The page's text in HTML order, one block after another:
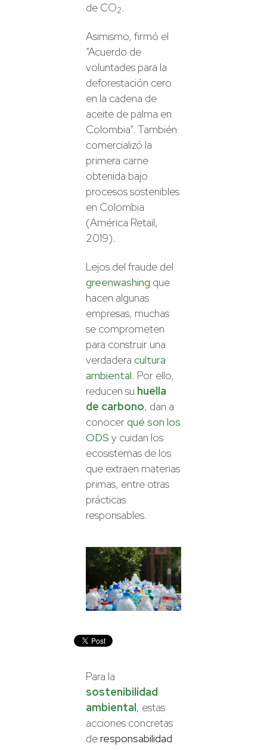
de CO2.
Asimismo, firmó el
“Acuerdo de
voluntades para la
deforestación cero
en la cadena de
aceite de palma en
Colombia”. También
comercializó la
primera carne
obtenida bajo
procesos sostenibles
en Colombia
(América Retail,
2019).
Lejos del fraude del
greenwashing que
hacen algunas
empresas, muchas
se comprometen
para construir una
verdadera cultura
ambiental. Por ello,
reducen su huella
de carbono, dan a
conocerqué son los
ODS y cuidan los
ecosistemas de los
que extraen materias
primas, entre otras
prácticas
responsables.
Para la
sostenibilidad
ambiental, estas
acciones concretas
deresponsabilidad